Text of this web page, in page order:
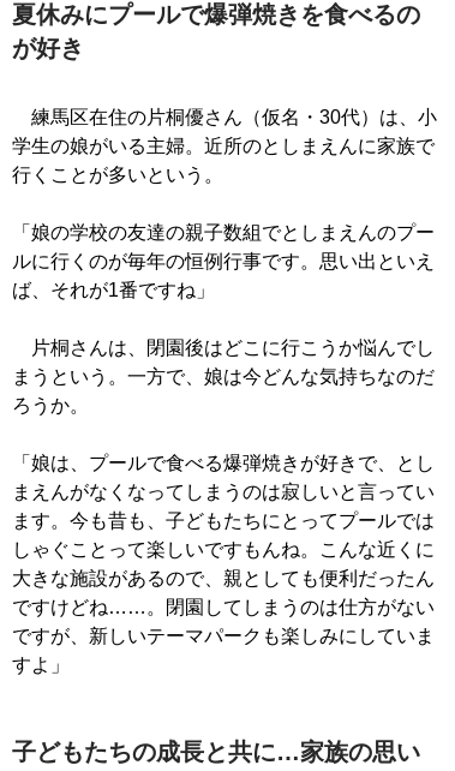
夏休みにプールで爆弾焼きを食べるの
が好き
練馬区在住の片桐優さん（仮名・30代）は、小
学生の娘がいる主婦。近所のとしまえんに家族で
行くことが多いという。
「娘の学校の友達の親子数組でとしまえんのプー
ルに行くのが毎年の恒例行事です。思い出といえ
ば、それが1番ですね」
片桐さんは、閉園後はどこに行こうか悩んでし
まうという。一方で、娘は今どんな気持ちなのだ
ろうか。
「娘は、プールで食べる爆弾焼きが好きで、とし
まえんがなくなってしまうのは寂しいと言ってい
ます。今も昔も、子どもたちにとってプールでは
しゃぐことって楽しいですもんね。こんな近くに
大きな施設があるので、親としても便利だったん
ですけどね……。閉園してしまうのは仕方がない
ですが、新しいテーマパークも楽しみにしていま
すよ」
子どもたちの成長と共に…家族の思い